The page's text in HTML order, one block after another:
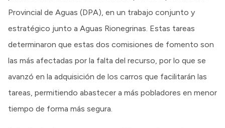
Provincial de Aguas (DPA), en un trabajo conjunto y
estratégico junto a Aguas Rionegrinas. Estas tareas
determinaron que estas dos comisiones de fomento son
las más afectadas por la falta del recurso, por lo que se
avanzó en la adquisición de los carros que facilitarán las
tareas, permitiendo abastecer a más pobladores en menor
tiempo de forma más segura.